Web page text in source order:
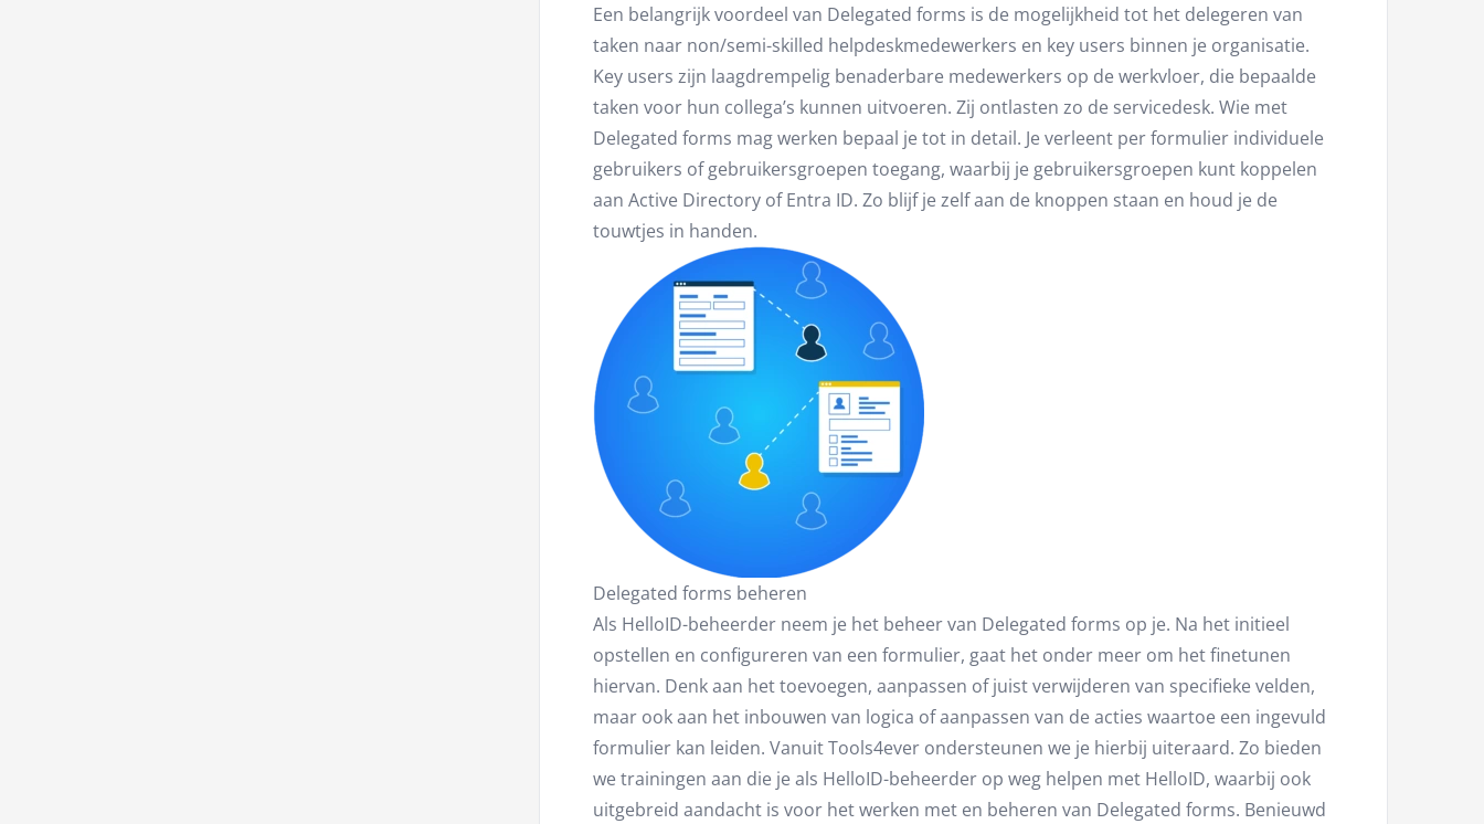
Een belangrijk voordeel van Delegated forms is de mogelijkheid tot het delegeren van
taken naar non/semi-skilled helpdeskmedewerkers en key users binnen je organisatie.
Key users zijn laagdrempelig benaderbare medewerkers op de werkvloer, die bepaalde
taken voor hun collega’s kunnen uitvoeren. Zij ontlasten zo de servicedesk. Wie met
Delegated forms mag werken bepaal je tot in detail. Je verleent per formulier individuele
gebruikers of gebruikersgroepen toegang, waarbij je gebruikersgroepen kunt koppelen
aan Active Directory of Entra ID. Zo blijf je zelf aan de knoppen staan en houd je de
touwtjes in handen.
Delegated forms beheren
Als HelloID-beheerder neem je het beheer van Delegated forms op je. Na het initieel
opstellen en configureren van een formulier, gaat het onder meer om het finetunen
hiervan. Denk aan het toevoegen, aanpassen of juist verwijderen van specifieke velden,
maar ook aan het inbouwen van logica of aanpassen van de acties waartoe een ingevuld
formulier kan leiden. Vanuit Tools4ever ondersteunen we je hierbij uiteraard. Zo bieden
we trainingen aan die je als HelloID-beheerder op weg helpen met HelloID, waarbij ook
uitgebreid aandacht is voor het werken met en beheren van Delegated forms. Benieuwd